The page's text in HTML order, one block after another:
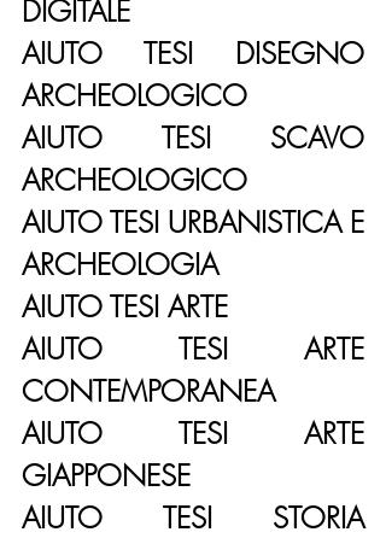
DIGITALE
AIUTO TESI DISEGNO
ARCHEOLOGICO
AIUTO TESI SCAVO
ARCHEOLOGICO
AIUTO TESI URBANISTICA E
ARCHEOLOGIA
AIUTO TESI ARTE
AIUTO TESI ARTE
CONTEMPORANEA
AIUTO TESI ARTE
GIAPPONESE
AIUTO TESI STORIA